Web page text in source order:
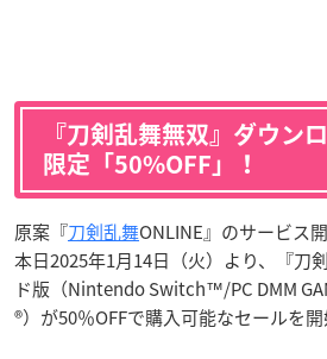
『刀剣乱舞無双』ダウン
限定「50%OFF」！
原案『刀剣乱舞ONLINE』のサービス
本日2025年1月14日（火）より、『刀
ド版（Nintendo Switch™/PC DMM
®）が50％OFFで購入可能なセールを開